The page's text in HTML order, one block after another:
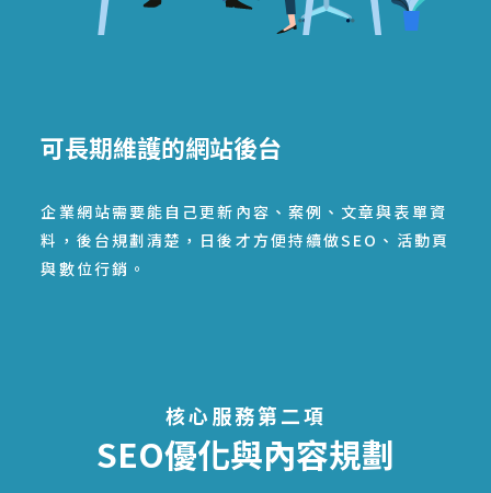
可長期維護的網站後台
企業網站需要能自己更新內容、案例、文章與表單資
料，後台規劃清楚，日後才方便持續做SEO、活動頁
與數位行銷。
核心服務第二項
SEO優化與內容規劃